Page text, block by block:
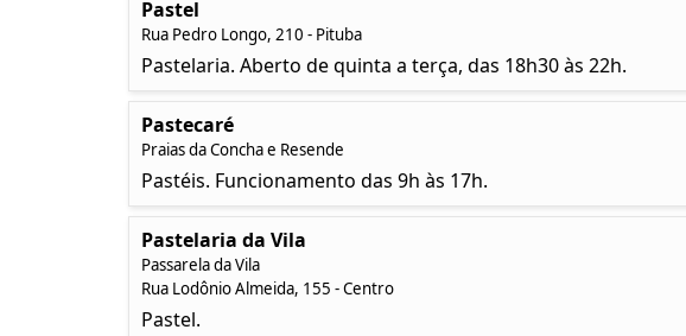
Pastel
Rua Pedro Longo, 210 - Pituba
Pastelaria. Aberto de quinta a terça, das 18h30 às 22h.
Pastecaré
Praias da Concha e Resende
Pastéis. Funcionamento das 9h às 17h.
Pastelaria da Vila
Passarela da Vila
Rua Lodônio Almeida, 155 - Centro
Pastel.